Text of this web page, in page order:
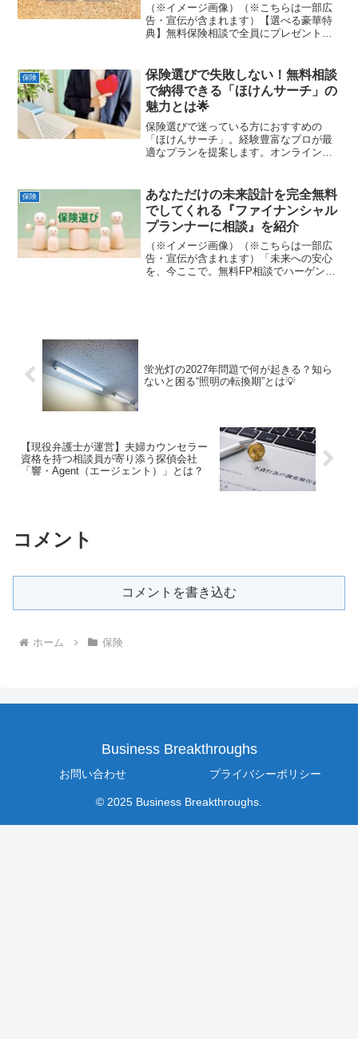
（※イメージ画像）（※こちらは一部広
告・宣伝が含まれます）【選べる豪華特
典】無料保険相談で全員にプレゼント！
のFPマッチングサービスです。お客様一
人ひとりのライフプラ...
保険
保険選びで失敗しない！無料相談
で納得できる「ほけんサーチ」の
魅力とは🌟
保険選びで迷っている方におすすめの
「ほけんサーチ」。経験豊富なプロが最
適なプランを提案します。オンラインな
もできるので、初めての方や見直しを考
えている方も安心です。
保険
あなただけの未来設計を完全無料
でしてくれる『ファイナンシャル
プランナーに相談』を紹介
（※イメージ画像）（※こちらは一部広
告・宣伝が含まれます）「未来への安心
を、今ここで。無料FP相談でハーゲンダ
蛍光灯の2027年問題で何が起きる？知ら
ないと困る“照明の転換期”とは💡
【現役弁護士が運営】夫婦カウンセラー
資格を持つ相談員が寄り添う探偵会社
「響・Agent（エージェント）」とは？
コメント
コメントを書き込む
ホーム 保険
Business Breakthroughs
お問い合わせ プライバシーポリシー
© 2025 Business Breakthroughs.